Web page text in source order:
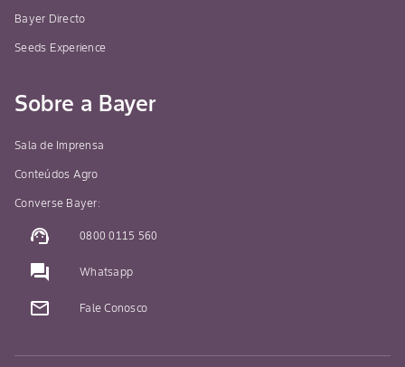
Bayer Directo
Seeds Experience
Sobre a Bayer
Sala de Imprensa
Conteúdos Agro
Converse Bayer:
support_agent 0800 0115 560
question_answer Whatsapp
mail_outline Fale Conosco